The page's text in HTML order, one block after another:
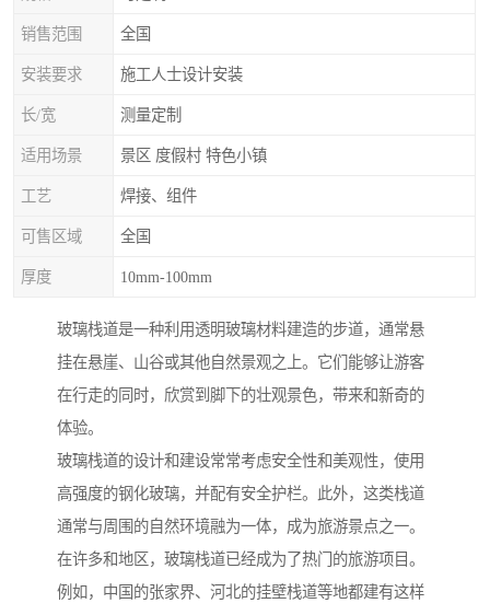
销售范围 全国
安装要求 施工人士设计安装
长/宽 测量定制
适用场景 景区 度假村 特色小镇
工艺 焊接、组件
可售区域 全国
厚度 10mm-100mm
玻璃栈道是一种利用透明玻璃材料建造的步道，通常悬
挂在悬崖、山谷或其他自然景观之上。它们能够让游客
在行走的同时，欣赏到脚下的壮观景色，带来和新奇的
体验。
玻璃栈道的设计和建设常常考虑安全性和美观性，使用
高强度的钢化玻璃，并配有安全护栏。此外，这类栈道
通常与周围的自然环境融为一体，成为旅游景点之一。
在许多和地区，玻璃栈道已经成为了热门的旅游项目。
例如，中国的张家界、河北的挂壁栈道等地都建有这样